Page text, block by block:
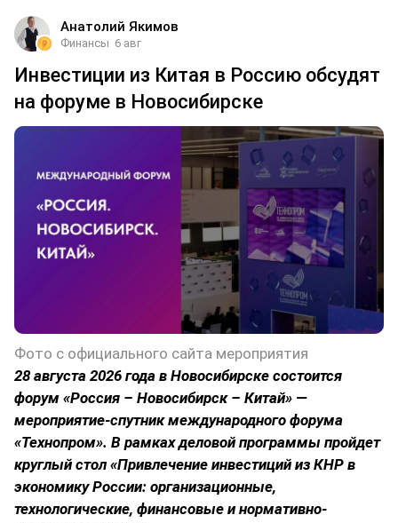
Анатолий Якимов
Финансы 6 авг
Инвестиции из Китая в Россию обсудят
на форуме в Новосибирске
Фото с официального сайта мероприятия
28 августа 2026 года в Новосибирске состоится
форум «Россия – Новосибирск – Китай» —
мероприятие-спутник международного форума
«Технопром». В рамках деловой программы пройдет
круглый стол «Привлечение инвестиций из КНР в
экономику России: организационные,
технологические, финансовые и нормативно-